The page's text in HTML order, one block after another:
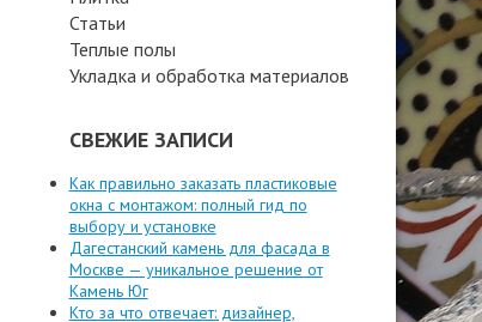
Статьи
Теплые полы
Укладка и обработка материалов
СВЕЖИЕ ЗАПИСИ
Как правильно заказать пластиковые
окна с монтажом: полный гид по
выбору и установке
Дагестанский камень для фасада в
Москве — уникальное решение от
Камень Юг
Кто за что отвечает: дизайнер,